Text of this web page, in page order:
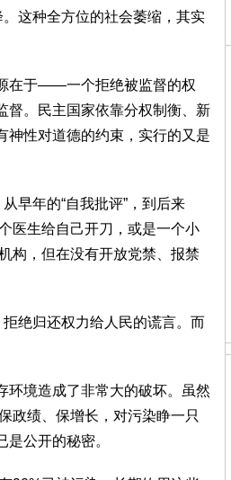
这种全方位的社会萎缩，其实
在于——一个拒绝被监督的权
督。民主国家依靠分权制衡、新
神性对道德的约束，实行的又是
早年的“自我批评”，到后来
医生给自己开刀，或是一个小
构，但在没有开放党禁、报禁
绝归还权力给人民的谎言。而
环境造成了非常大的破坏。虽然
政绩、保增长，对污染睁一只
公开的秘密。